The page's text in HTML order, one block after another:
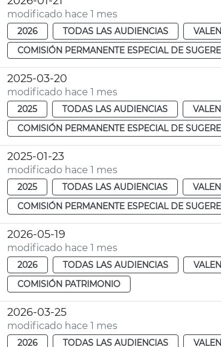
modificado hace 1 mes
2026 TODAS LAS AUDIENCIAS
COMISIÓN PERMANENTE ESPECIAL DE
2025-03-20
modificado hace 1 mes
2025 TODAS LAS AUDIENCIAS
COMISIÓN PERMANENTE ESPECIAL DE
2025-01-23
modificado hace 1 mes
2025 TODAS LAS AUDIENCIAS
COMISIÓN PERMANENTE ESPECIAL DE
2026-05-19
modificado hace 1 mes
2026 TODAS LAS AUDIENCIAS
COMISIÓN PATRIMONIO
2026-03-25
modificado hace 1 mes
2026 TODAS LAS AUDIENCIAS